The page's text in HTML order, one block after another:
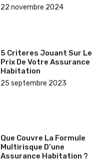
22 novembre 2024
5 Criteres Jouant Sur Le
Prix De Votre Assurance
Habitation
25 septembre 2023
Que Couvre La Formule
Multirisque D’une
Assurance Habitation ?